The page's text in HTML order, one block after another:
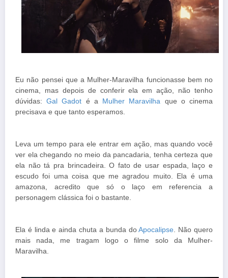
Eu não pensei que a Mulher-Maravilha funcionasse bem no
cinema, mas depois de conferir ela em ação, não tenho
dúvidas:Gal Gadot é a Mulher Maravilha que o cinema
precisava e que tanto esperamos.
Leva um tempo para ele entrar em ação, mas quando você
ver ela chegando no meio da pancadaria, tenha certeza que
ela não tá pra brincadeira. O fato de usar espada, laço e
escudo foi uma coisa que me agradou muito. Ela é uma
amazona, acredito que só o laço em referencia a
personagem clássica foi o bastante.
Ela é linda e ainda chuta a bunda doApocalipse . Não quero
mais nada, me tragam logo o filme solo da Mulher-
Maravilha.